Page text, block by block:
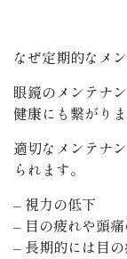
なぜ定期的なメ
眼鏡のメンテナ
健康にも繋がりま
適切なメンテナ
られます。
– 視力の低下
– 目の疲れや頭
– 長期的には目